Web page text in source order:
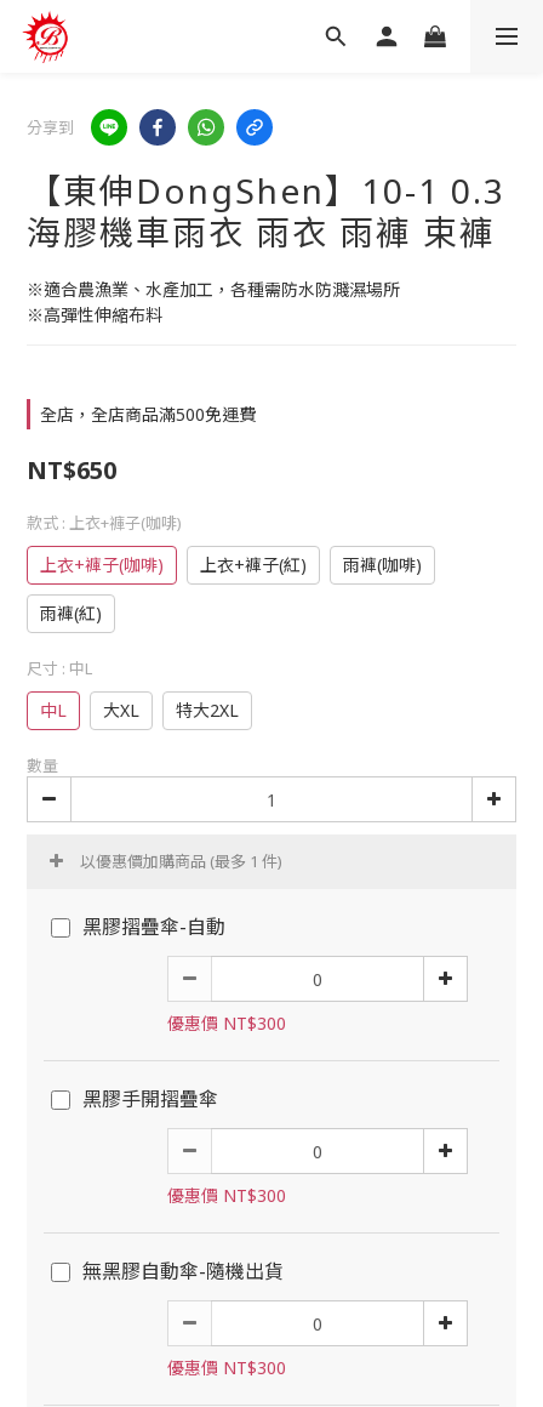
分享到
【東伸DongShen】10-1 0.3
海膠機車雨衣 雨衣 雨褲 束褲
※適合農漁業、水產加工，各種需防水防濺濕場所
※高彈性伸縮布料
全店，全店商品滿500免運費
NT$650
款式 : 上衣+褲子(咖啡)
上衣+褲子(咖啡) 上衣+褲子(紅) 雨褲(咖啡)
雨褲(紅)
尺寸 : 中L
中L 大XL 特大2XL
數量
以優惠價加購商品 (最多 1 件)
黑膠摺疊傘-自動
優惠價 NT$300
黑膠手開摺疊傘
優惠價 NT$300
無黑膠自動傘-隨機出貨
優惠價 NT$300